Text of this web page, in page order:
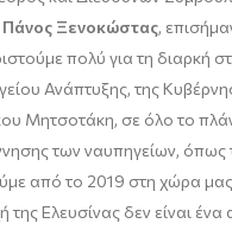
Πάνος Ξενοκώστας,
πολύ για τη διαρκή
Ανάπτυξης, της
Μητσοτάκη, σε όλο το
των ναυπηγείων, όπως
από το 2019 στη χώρα
της Ελευσίνας δεν είναι ένα